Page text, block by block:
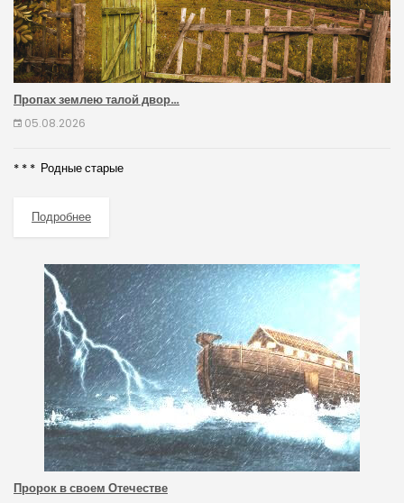
Пропах землею талой двор…
05.08.2026
* * * Родные старые
Подробнее
Пророк в своем Отечестве